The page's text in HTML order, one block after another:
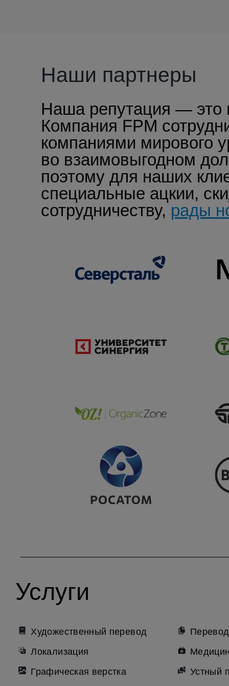
Наши партнеры
Наша репутация — это
Компания FPM
компаниями мирового
во взаимовыгодном
поэтому для наших
специальные ацкии,
сотрудничеству, рады
Услуги
Художественный перевод
Локализация
Графическая верстка
Устный